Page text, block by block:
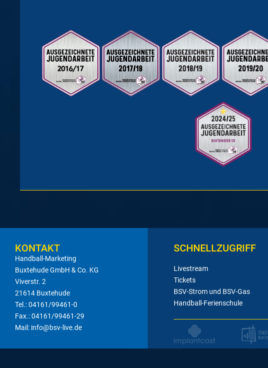
KONTAKT
Handball-Marketing
Buxtehude GmbH & Co. KG
Viverstr. 2
21614 Buxtehude
Tel.: 04161/99461-0
Fax.: 04161/99461-29
Mail: info@bsv-live.de
SCHNELLZUGRIFF
Livestream
Tickets
BSV-Strom und BSV-Gas
Handball-Ferienschule